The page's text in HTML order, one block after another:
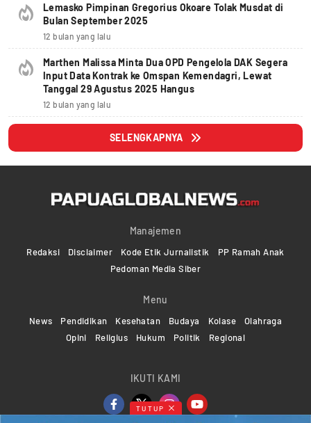
Lemasko Pimpinan Gregorius Okoare Tolak Musdat di
Bulan September 2025
12 bulan yang lalu
Marthen Malissa Minta Dua OPD Pengelola DAK Segera
Input Data Kontrak ke Omspan Kemendagri, Lewat
Tanggal 29 Agustus 2025 Hangus
12 bulan yang lalu
SELENGKAPNYA
Manajemen
Redaksi Disclaimer Kode Etik Jurnalistik
PP Ramah Anak
Pedoman Media Siber
Menu
News Pendidikan Kesehatan Budaya Kolase
Olahraga
Opini
Religius Hukum Politik Regional
IKUTI KAMI
TUTUP